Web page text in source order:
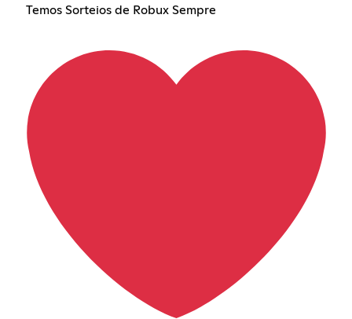
Temos Sorteios de Robux Sempre